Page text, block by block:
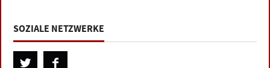
SOZIALE NETZWERKE